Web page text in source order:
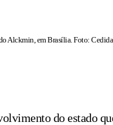
Alckmin, em Brasília. Foto: Cedida
do estado